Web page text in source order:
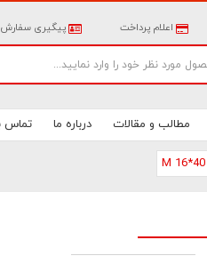
اعلام پرداخت پیگیری سفارش
مطالب و مقالات درباره ما تماس